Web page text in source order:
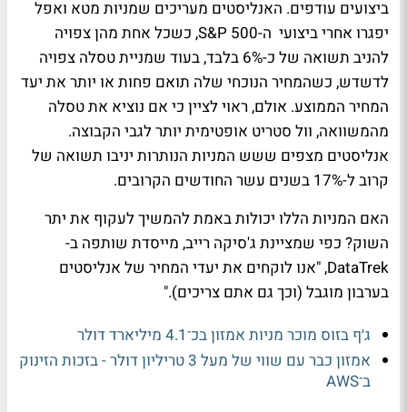
ביצועים עודפים. האנליסטים מעריכים שמניות מטא ואפל
יפגרו אחרי ביצועי ה-S&P 500, כשכל אחת מהן צפויה
להניב תשואה של כ-6% בלבד, בעוד שמניית טסלה צפויה
לדשדש, כשהמחיר הנוכחי שלה תואם פחות או יותר את יעד
המחיר הממוצע. אולם, ראוי לציין כי אם נוציא את טסלה
מהמשוואה, וול סטריט אופטימית יותר לגבי הקבוצה.
אנליסטים מצפים ששש המניות הנותרות יניבו תשואה של
קרוב ל-17% בשנים עשר החודשים הקרובים.
האם המניות הללו יכולות באמת להמשיך לעקוף את יתר
השוק? כפי שמציינת ג'סיקה רייב, מייסדת שותפה ב-
DataTrek, "אנו לוקחים את יעדי המחיר של אנליסטים
בערבון מוגבל (וכך גם אתם צריכים)."
ג׳ף בזוס מוכר מניות אמזון בכ־4.1 מיליארד דולר
אמזון כבר עם שווי של מעל 3 טריליון דולר - בזכות הזינוק
ב־AWS